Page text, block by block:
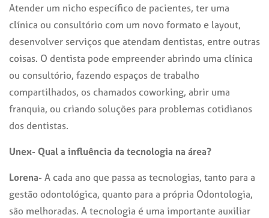
Atender um nicho específico de pacientes, ter uma
clínica ou consultório com um novo formato e layout,
desenvolver serviços que atendam dentistas, entre outras
coisas. O dentista pode empreender abrindo uma clínica
ou consultório, fazendo espaços de trabalho
compartilhados, os chamados coworking, abrir uma
franquia, ou criando soluções para problemas cotidianos
dos dentistas.
Unex- Qual a influência da tecnologia na área?
Lorena- A cada ano que passa as tecnologias, tanto para a
gestão odontológica, quanto para a própria Odontologia,
são melhoradas. A tecnologia é uma importante auxiliar